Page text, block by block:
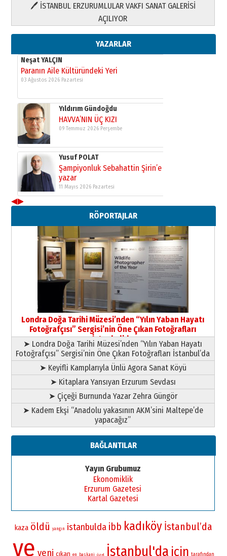
🖊 İSTANBUL ERZURUMLULAR VAKFI SANAT GALERİSİ
AÇILIYOR
YAZARLAR
Yusuf POLAT
Şampiyonluk Sebahattin Şirin’e
11 Mayıs 2026 Pazartesi
Neşat YALÇIN
Paranın Aile Kültüründeki Yeri
03 Ağustos 2026 Pazartesi
Yıldırım Gündoğdu
HAVVA’NIN ÜÇ KIZI
09 Temmuz 2026 Perşembe
Yusuf POLAT
Şampiyonluk Sebahattin Şirin’e
yazar
11 Mayıs 2026 Pazartesi
Neşat YALÇIN
Paranın Aile Kültüründeki Yeri
03 Ağustos 2026 Pazartesi
Yıldırım Gündoğdu
HAVVA’NIN ÜÇ KIZI
09 Temmuz 2026 Perşembe
Yusuf POLAT
Şampiyonluk Sebahattin Şirin’e
yazar
11 Mayıs 2026 Pazartesi
◀▶
RÖPORTAJLAR
Londra Doğa Tarihi Müzesi’nden “Yılın Yaban Hayatı
Fotoğrafçısı” Sergisi’nin Öne Çıkan Fotoğrafları
İstanbul’da
➤ Londra Doğa Tarihi Müzesi’nden “Yılın Yaban Hayatı
Fotoğrafçısı” Sergisi’nin Öne Çıkan Fotoğrafları İstanbul’da
➤ Keyifli Kamplarıyla Ünlü Agora Sanat Köyü
➤ Kitaplara Yansıyan Erzurum Sevdası
➤ Çiçeği Burnunda Yazar Zehra Güngör
➤ Kadem Ekşi “Anadolu yakasının AKM’sini Maltepe’de
yapacağız”
BAĞLANTILAR
Yayın Grubumuz
Ekonomiklik
Erzurum Gazetesi
Kartal Gazetesi
kaza öldü yangın istanbulda ibb kadıköy İstanbul’da
ve yeni çıkan en baskani özel İstanbul'da için tarafından